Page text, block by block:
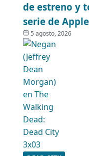
de estreno y
serie de
5 agosto, 2026